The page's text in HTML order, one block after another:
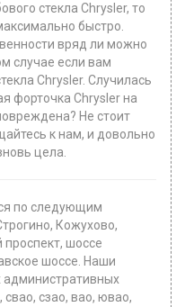
стекла Chrysler, то
быстро.
вряд ли можно
случае если вам
Chrysler. Случилась
форточка Chrysler на
Не стоит
к нам, и довольно
цела.
по следующим
Кожухово,
шоссе
шоссе. Наши
административных
сзао, вао, ювао,